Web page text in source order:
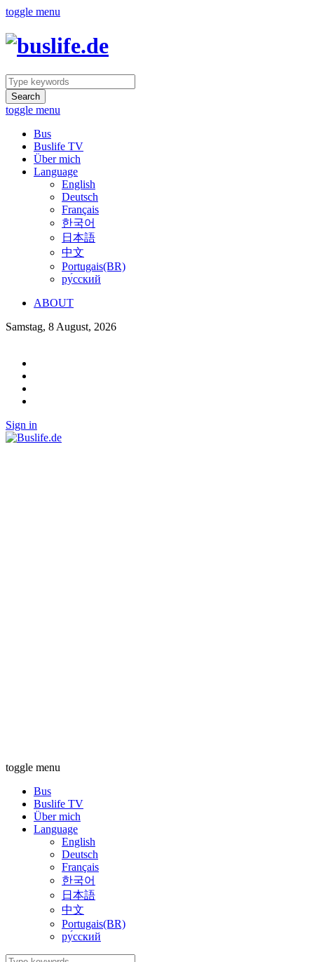
toggle menu
Search
toggle menu
Bus
Buslife TV
Über mich
Language
English
Deutsch
Français
한국어
日本語
中文
Portugais(BR)
ру́сский
ABOUT
Samstag, 8 August, 2026
Sign in
toggle menu
Bus
Buslife TV
Über mich
Language
English
Deutsch
Français
한국어
日本語
中文
Portugais(BR)
ру́сский